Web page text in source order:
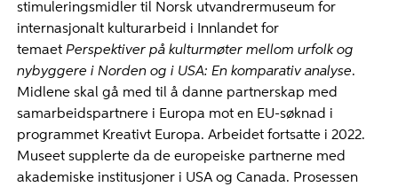
stimuleringsmidler til Norsk utvandrermuseum for
internasjonalt kulturarbeid i Innlandet for
temaet Perspektiver på kulturmøter mellom urfolk og
nybyggere i Norden og i USA: En komparativ analyse.
Midlene skal gå med til å danne partnerskap med
samarbeidspartnere i Europa mot en EU-søknad i
programmet Kreativt Europa. Arbeidet fortsatte i 2022.
Museet supplerte da de europeiske partnerne med
akademiske institusjoner i USA og Canada. Prosessen